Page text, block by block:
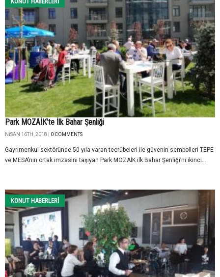
Park MOZAİK’te İlk Bahar Şenliği
NISAN 16TH, 2018 | 0 COMMENTS
Gayrimenkul sektöründe 50 yıla varan tecrübeleri ile güvenin sembolleri TEPE
ve MESA’nın ortak imzasını taşıyan Park MOZAİK ilk Bahar Şenliği’ni ikinci...
KONUT HABERLERI